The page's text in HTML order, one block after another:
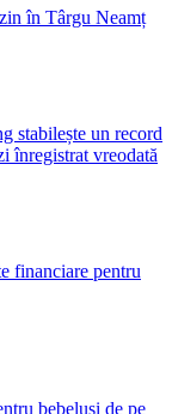
în Târgu Neamț
stabilește un record
înregistrat vreodată
financiare pentru
bebeluși de pe